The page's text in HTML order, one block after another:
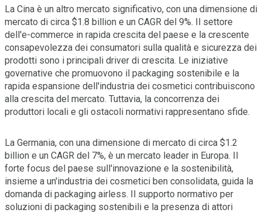
La Cina è un altro mercato significativo, con una dimensione di
mercato di circa $1.8 billion e un CAGR del 9%. Il settore
dell'e-commerce in rapida crescita del paese e la crescente
consapevolezza dei consumatori sulla qualità e sicurezza dei
prodotti sono i principali driver di crescita. Le iniziative
governative che promuovono il packaging sostenibile e la
rapida espansione dell'industria dei cosmetici contribuiscono
alla crescita del mercato. Tuttavia, la concorrenza dei
produttori locali e gli ostacoli normativi rappresentano sfide.
La Germania, con una dimensione di mercato di circa $1.2
billion e un CAGR del 7%, è un mercato leader in Europa. Il
forte focus del paese sull'innovazione e la sostenibilità,
insieme a un'industria dei cosmetici ben consolidata, guida la
domanda di packaging airless. Il supporto normativo per
soluzioni di packaging sostenibili e la presenza di attori